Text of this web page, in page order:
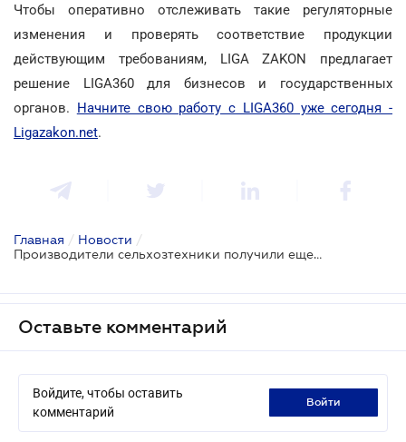
Чтобы оперативно отслеживать такие регуляторные
изменения и проверять соответствие продукции
действующим требованиям, LIGA ZAKON предлагает
решение LIGA360 для бизнесов и государственных
органов. Начните свою работу с LIGA360 уже сегодня -
Ligazakon.net.
Главная / Новости /
Производители сельхозтехники получили еще более года для работы по старым регламентам
Оставьте комментарий
Войдите, чтобы оставить
комментарий
войти